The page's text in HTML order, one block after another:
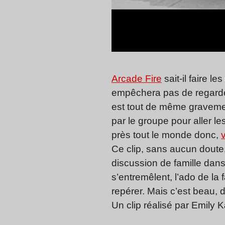
Arcade Fire sait-il faire
empêchera pas de
est tout de même
par le groupe pour aller
près tout le monde donc,
Ce clip, sans aucun
discussion de famille
s’entremêlent, l’ado de
repérer. Mais c’est beau,
Un clip réalisé par Emily